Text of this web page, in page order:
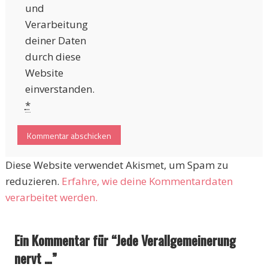
und
Verarbeitung
deiner Daten
durch diese
Website
einverstanden.
*
Diese Website verwendet Akismet, um Spam zu
reduzieren. Erfahre, wie deine Kommentardaten
verarbeitet werden.
Ein Kommentar für “Jede Verallgemeinerung
nervt …”